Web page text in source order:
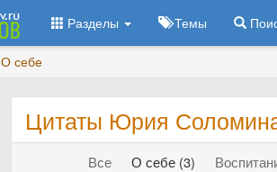
Разделы Темы
О себе
Цитаты Юрия
Все О себе (3)